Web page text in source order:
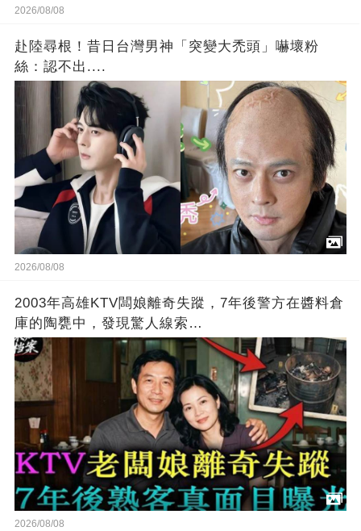
2026/08/08
赴陸尋根！昔日台灣男神「突變大禿頭」嚇壞粉
絲：認不出....
2026/08/08
2003年高雄KTV闆娘離奇失蹤，7年後警方在醬料倉
庫的陶甕中，發現驚人線索…
2026/08/08